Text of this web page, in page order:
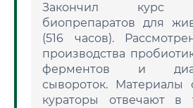
Закончил курс
биопрепаратов для
(516 часов).
производства
ферментов и
сывороток. Материалы
кураторы отвечают в